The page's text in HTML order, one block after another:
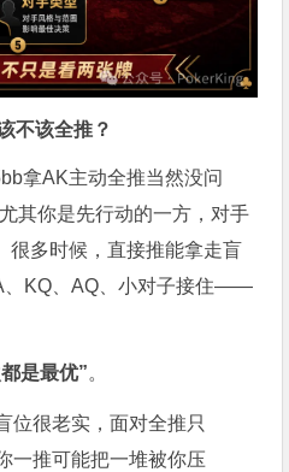
不该全推？
拿AK主动全推当然没问
其你是先行动的一方，对手
很多时候，直接推能拿走盲
、KQ、AQ、小对子接住——
是最优”。
位很老实，面对全推只
推可能把一堆被你压